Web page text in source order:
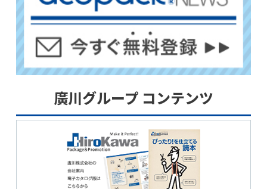
廣川グループ コンテンツ